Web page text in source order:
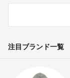
注目ブランド一覧